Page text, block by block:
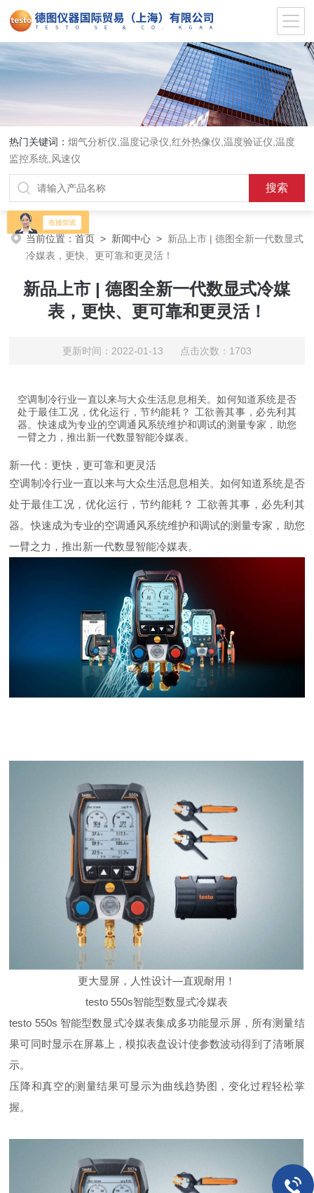
热门关键词：烟气分析仪,温度记录仪,红外热像仪,温度验证仪,温度
监控系统,风速仪
当前位置：首页 > 新闻中心 > 新品上市 | 德图全新一代数显式
冷媒表，更快、更可靠和更灵活！
新品上市 | 德图全新一代数显式冷媒
表，更快、更可靠和更灵活！
更新时间：2022-01-13 点击次数：1703
空调制冷行业一直以来与大众生活息息相关。如何知道系统是否
处于最佳工况，优化运行，节约能耗？ 工欲善其事，必先利其
器。快速成为专业的空调通风系统维护和调试的测量专家，助您
一臂之力，推出新一代数显智能冷媒表。
新一代：更快，更可靠和更灵活
空调制冷行业一直以来与大众生活息息相关。如何知道系统是否
处于最佳工况，优化运行，节约能耗？ 工欲善其事，必先利其
器。快速成为专业的空调通风系统维护和调试的测量专家，助您
一臂之力，推出新一代数显智能冷媒表。
更大显屏，人性设计—直观耐用！
testo 550s智能型数显式冷媒表
testo 550s 智能型数显式冷媒表集成多功能显示屏，所有测量结
果可同时显示在屏幕上，模拟表盘设计使参数波动得到了清晰展
示。
压降和真空的测量结果可显示为曲线趋势图，变化过程轻松掌
握。